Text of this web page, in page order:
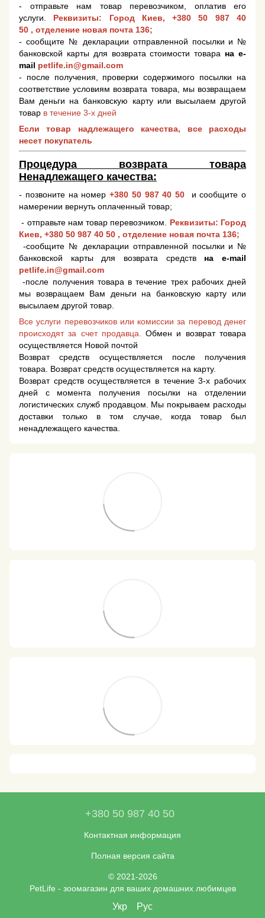
- отправьте нам товар перевозчиком, оплатив его
услуги. Реквизиты: Город Киев,+380 50 987 40
50 , отделение новая почта 136;
- сообщите № декларации отправленной посылки и №
банковской карты для возврата стоимости товара на e-
mail petlife.in@gmail.com
- после получения, проверки содержимого посылки на
соответствие условиям возврата товара, мы возвращаем
Вам деньги на банковскую карту или высылаем другой
товар в течение 3-х дней
Если товар надлежащего качества, все расходы
несет покупатель
Процедура возврата товара
Ненадлежащего качества:
- позвоните на номер +380 50 987 40 50
и сообщите о
намерении вернуть оплаченный товар;
- отправьте нам товар перевозчиком. Реквизиты: Город
Киев, +380 50 987 40 50 , отделение новая почта 136;
-сообщите № декларации отправленной посылки и №
банковской карты для возврата средств на e-mail
petlife.in@gmail.com
-после получения товара в течение трех рабочих дней
мы возвращаем Вам деньги на банковскую карту или
высылаем другой товар.
Все услуги перевозчиков или комиссии за перевод денег
происходят за счет продавца.Обмен и возврат товара
осуществляется Новой почтой
Возврат средств осуществляется после получения
товара. Возврат средств осуществляется на карту.
Возврат средств осуществляется в течение 3-х рабочих
дней с момента получения посылки на отделении
логистических служб продавцом. Мы покрываем расходы
доставки только в том случае, когда товар был
ненадлежащего качества.
+380 50 987 40 50
Контактная информация
Полная версия сайта
© 2021-2026
PetLife - зоомагазин для ваших домашних любимцев
Укр Рус